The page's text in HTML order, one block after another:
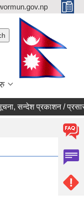
सन्देश प्रकाशन / प्रसारण